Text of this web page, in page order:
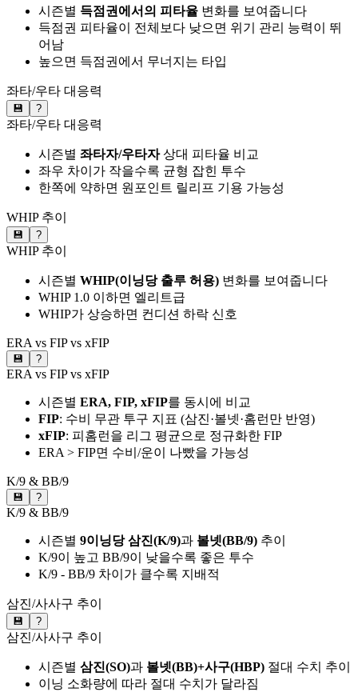
시즌별 득점권에서의 피타율 변화를 보여줍니다
득점권 피타율이 전체보다 낮으면 위기 관리 능력이 뛰
어남
높으면 득점권에서 무너지는 타입
좌타/우타 대응력
💾 ?
좌타/우타 대응력
시즌별 좌타자/우타자상대 피타율 비교
좌우 차이가 작을수록 균형 잡힌 투수
한쪽에 약하면 원포인트 릴리프 기용 가능성
WHIP 추이
💾 ?
WHIP 추이
시즌별 WHIP(이닝당 출루 허용) 변화를 보여줍니다
WHIP 1.0 이하면 엘리트급
WHIP가 상승하면 컨디션 하락 신호
ERA vs FIP vs xFIP
💾 ?
ERA vs FIP vs xFIP
시즌별 ERA, FIP, xFIP를 동시에 비교
FIP: 수비 무관 투구 지표 (삼진·볼넷·홈런만 반영)
xFIP: 피홈런을 리그 평균으로 정규화한 FIP
ERA > FIP면 수비/운이 나빴을 가능성
K/9 & BB/9
💾 ?
K/9 & BB/9
시즌별 9이닝당 삼진(K/9)과 볼넷(BB/9) 추이
K/9이 높고 BB/9이 낮을수록 좋은 투수
K/9 - BB/9 차이가 클수록 지배적
삼진/사사구 추이
💾 ?
삼진/사사구 추이
시즌별 삼진(SO)과 볼넷(BB)+사구(HBP) 절대 수치 추이
이닝 소화량에 따라 절대 수치가 달라짐